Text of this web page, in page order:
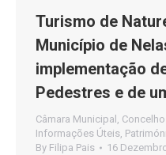
Turismo de
Município de
implementação
Pedestres e de
Câmara Municipal
Informações Úteis
By Filipa Pais 16